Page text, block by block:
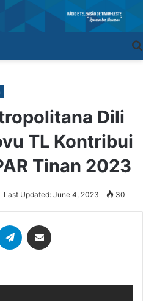
Dili
TL Kontribui
Tinan 2023
Last Updated: June 4, 2023 30